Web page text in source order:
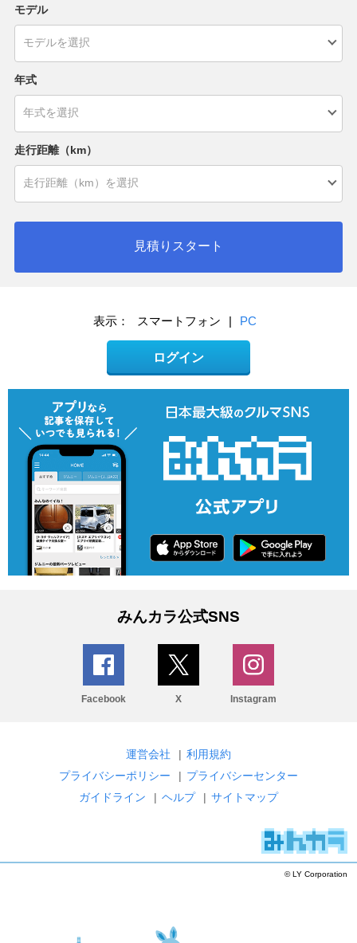
モデル
年式
走行距離（km）
見積りスタート
表示： スマートフォン | PC
ログイン
みんカラ公式SNS
Facebook X Instagram
運営会社 | 利用規約
プライバシーポリシー
| プライバシーセンター
ガイドライン
| ヘルプ | サイトマップ
© LY Corporation